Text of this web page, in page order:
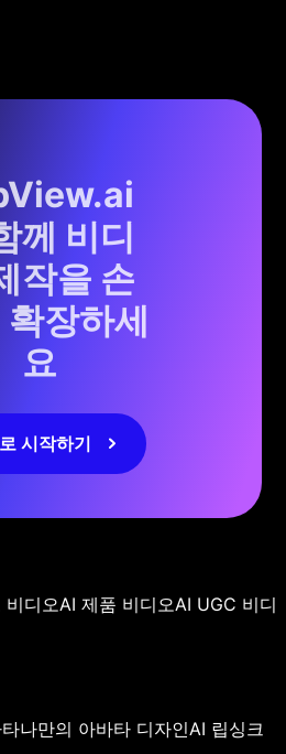
께 비디
작을 손
확장하세
요
시작하기
비디오AI 제품 비디오AI UGC 비디
나만의 아바타 디자인AI 립싱크